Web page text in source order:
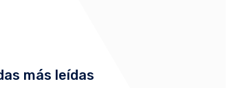
más leídas